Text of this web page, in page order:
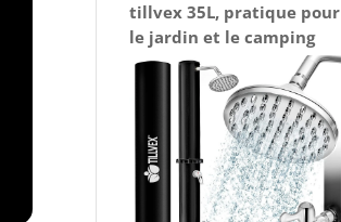
tillvex 35L, pratique pour
le jardin et le camping